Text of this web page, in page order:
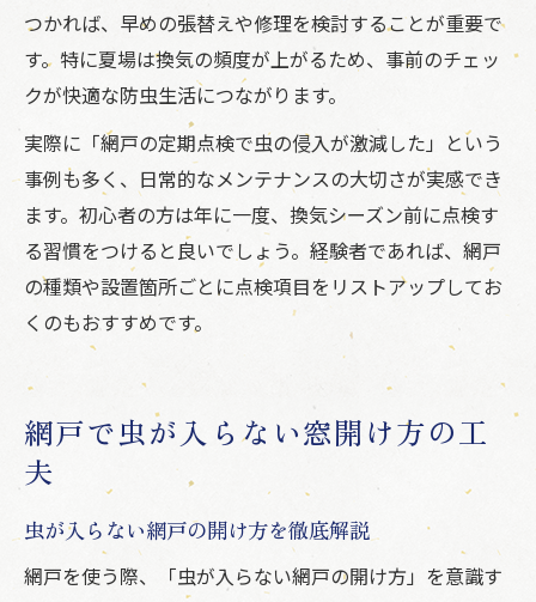
つかれば、早めの張替えや修理を検討することが重要で
す。特に夏場は換気の頻度が上がるため、事前のチェッ
クが快適な防虫生活につながります。
実際に「網戸の定期点検で虫の侵入が激減した」という
事例も多く、日常的なメンテナンスの大切さが実感でき
ます。初心者の方は年に一度、換気シーズン前に点検す
る習慣をつけると良いでしょう。経験者であれば、網戸
の種類や設置箇所ごとに点検項目をリストアップしてお
くのもおすすめです。
網戸で虫が入らない窓開け方の工
夫
虫が入らない網戸の開け方を徹底解説
網戸を使う際、「虫が入らない網戸の開け方」を意識す